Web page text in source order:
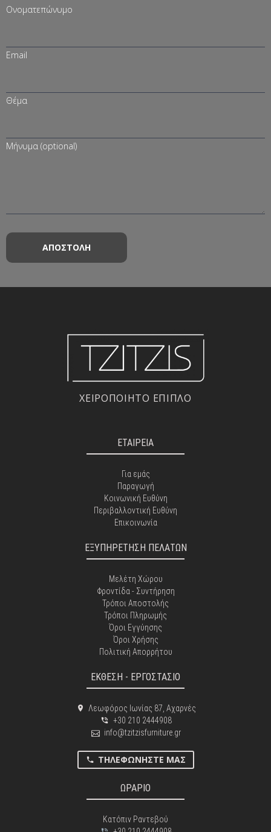
Ονοματεπώνυμο
Email
Θέμα
Μήνυμα (optional)
ΧΕΙΡΟΠΟΙΗΤΟ ΕΠΙΠΛΟ
ΕΤΑΙΡΕΙΑ
Για εμάς
Παραγωγή
Κοινωνική Ευθύνη
Περιβαλλοντική Ευθύνη
Επικοινωνία
ΕΞΥΠΗΡΕΤΗΣΗ ΠΕΛΑΤΩΝ
Μελέτη Χώρου
Φροντίδα - Συντήρηση
Τρόποι Αποστολής
Τρόποι Πληρωμής
Όροι Εγγύησης
Όροι Χρήσης
Πολιτική Απορρήτου
ΕΚΘΕΣΗ - ΕΡΓΟΣΤΑΣΙΟ
Λεωφόρος Ιωνίας 87, Αχαρνές
+30 210 2444908
info@tzitzisfurniture.gr
ΤΗΛΕΦΩΝΉΣΤΕ ΜΑΣ
ΩΡΑΡΙΟ
Κατόπιν Ραντεβού